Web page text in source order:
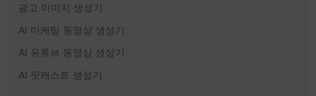
광고 이미지 생성기
AI 마케팅 동영상 생성기
AI 유튜브 동영상 생성기
AI 팟캐스트 생성기